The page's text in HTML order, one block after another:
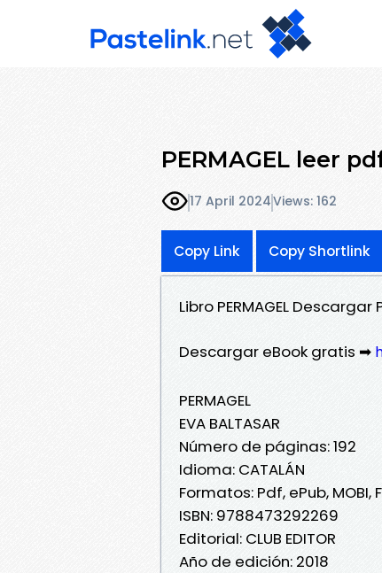
PERMAGEL leer
17 April 2024Views: 162
Copy Link Copy Shortlink
Libro PERMAGEL Descargar
Descargar eBook gratis ➡
PERMAGEL
EVA BALTASAR
Número de páginas: 192
Idioma: CATALÁN
Formatos: Pdf, ePub, MOBI,
ISBN: 9788473292269
Editorial: CLUB EDITOR
Año de edición: 2018